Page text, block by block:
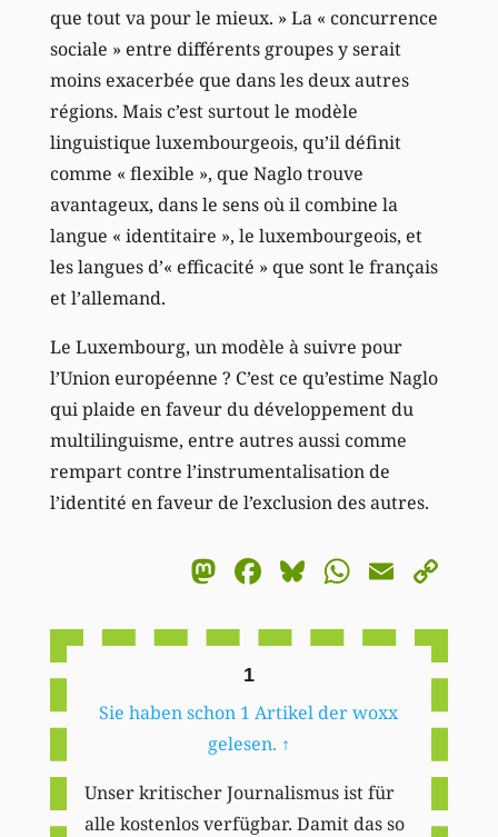
que tout va pour le mieux. » La « concurrence
sociale » entre différents groupes y serait
moins exacerbée que dans les deux autres
régions. Mais c’est surtout le modèle
linguistique luxembourgeois, qu’il définit
comme « flexible », que Naglo trouve
avantageux, dans le sens où il combine la
langue « identitaire », le luxembourgeois, et
les langues d’« efficacité » que sont le français
et l’allemand.
Le Luxembourg, un modèle à suivre pour
l’Union européenne ? C’est ce qu’estime Naglo
qui plaide en faveur du développement du
multilinguisme, entre autres aussi comme
rempart contre l’instrumentalisation de
l’identité en faveur de l’exclusion des autres.
Mastodon
Facebook
BlueskyEmail
1
Sie haben schon 1 Artikel der woxx
gelesen. ↑
Unser kritischer Journalismus ist für
alle kostenlos verfügbar. Damit das so